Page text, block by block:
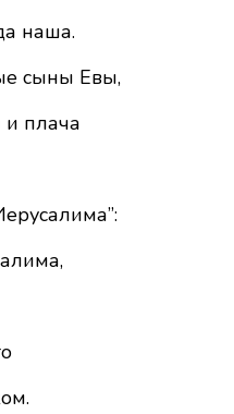
наша.
сыны Евы,
и плача